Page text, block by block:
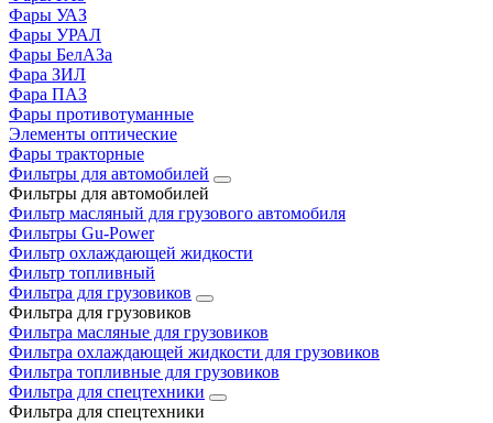
Фары УАЗ
Фары УРАЛ
Фары БелАЗа
Фара ЗИЛ
Фара ПАЗ
Фары противотуманные
Элементы оптические
Фары тракторные
Фильтры для автомобилей
Фильтры для автомобилей
Фильтр масляный для грузового автомобиля
Фильтры Gu-Power
Фильтр охлаждающей жидкости
Фильтр топливный
Фильтра для грузовиков
Фильтра для грузовиков
Фильтра масляные для грузовиков
Фильтра охлаждающей жидкости для грузовиков
Фильтра топливные для грузовиков
Фильтра для спецтехники
Фильтра для спецтехники